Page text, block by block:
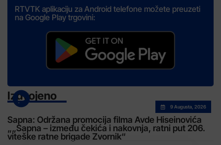
RTVTK aplikaciju za Android telefone možete preuzeti
na Google Play trgovini:
Izdvojeno
9 Augusta, 2026
Sapna: Održana promocija filma Avde Hiseinovića
„„Sapna – između čekića i nakovnja, ratni put 206.
viteške ratne brigade Zvornik“